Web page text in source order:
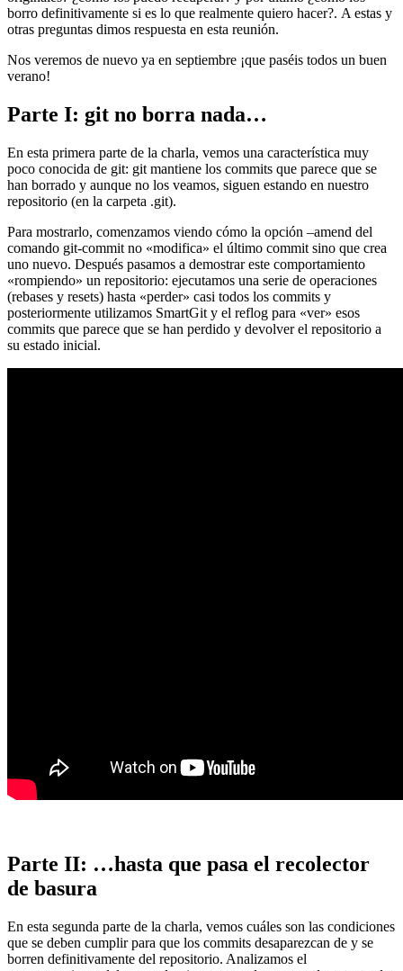
borro definitivamente si es lo que realmente quiero hacer?. A estas y
otras preguntas dimos respuesta en esta reunión.
Nos veremos de nuevo ya en septiembre ¡que paséis todos un buen
verano!
Parte I: git no borra nada…
En esta primera parte de la charla, vemos una característica muy
poco conocida de git: git mantiene los commits que parece que se
han borrado y aunque no los veamos, siguen estando en nuestro
repositorio (en la carpeta .git).
Para mostrarlo, comenzamos viendo cómo la opción –amend del
comando git-commit no «modifica» el último commit sino que crea
uno nuevo. Después pasamos a demostrar este comportamiento
«rompiendo» un repositorio: ejecutamos una serie de operaciones
(rebases y resets) hasta «perder» casi todos los commits y
posteriormente utilizamos SmartGit y el reflog para «ver» esos
commits que parece que se han perdido y devolver el repositorio a
su estado inicial.
Parte II: …hasta que pasa el recolector
de basura
En esta segunda parte de la charla, vemos cuáles son las condiciones
que se deben cumplir para que los commits desaparezcan de y se
borren definitivamente del repositorio. Analizamos el